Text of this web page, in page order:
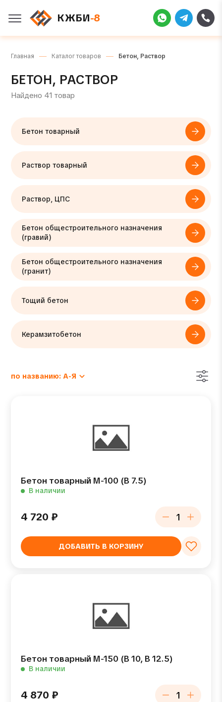
КЖБИ-8
Главная Каталог товаров Бетон, Раствор
БЕТОН, РАСТВОР
Найдено 41 товар
Бетон товарный
Раствор товарный
Раствор, ЦПС
Бетон общестроительного назначения
(гравий)
Бетон общестроительного назначения
(гранит)
Тощий бетон
Керамзитобетон
по названию: А-Я
Бетон товарный М-100 (В 7.5)
В наличии
4 720 ₽
ДОБАВИТЬ В КОРЗИНУ
Бетон товарный М-150 (В 10, В 12.5)
В наличии
4 870 ₽